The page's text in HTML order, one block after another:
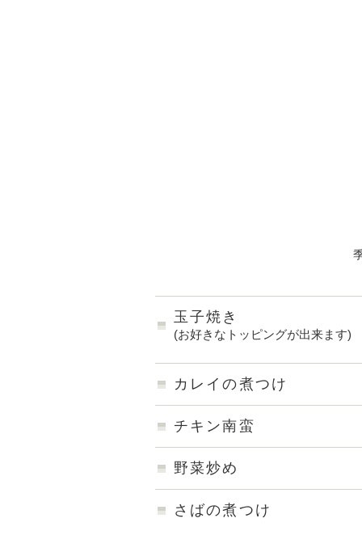
玉子焼き
(お好きなトッピングが出来ます)
カレイの煮つけ
チキン南蛮
野菜炒め
さばの煮つけ